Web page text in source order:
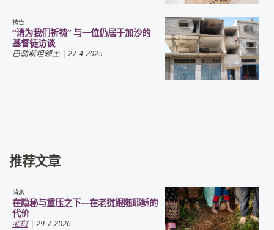
祷告
“请为我们祈祷” 与一位仍居于加沙的
基督徒访谈
巴勒斯坦领土 | 27-4-2025
推荐文章
消息
在隐秘与重压之下—在老挝跟随耶稣的
代价
老挝| 29-7-2026